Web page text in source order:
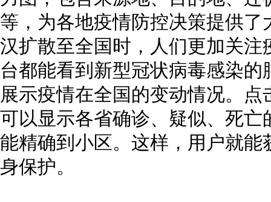
等，为各地疫情防控决策提供
汉扩散至全国时，人们更加关
台都能看到新型冠状病毒感染
展示疫情在全国的变动情况。
可以显示各省确诊、疑似、死
能精确到小区。这样，用户就
身保护。